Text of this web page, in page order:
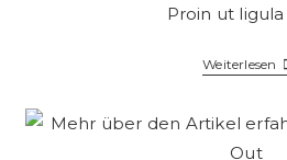
Proin ut
Weiterlesen